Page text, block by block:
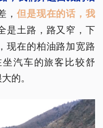
，但是现在的话，我
是土路，路又窄，下
现在的柏油路加宽路
汽车的旅客比较舒
的。